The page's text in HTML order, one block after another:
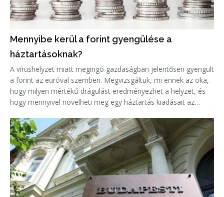
Mennyibe kerül a forint gyengülése a
háztartásoknak?
A vírushelyzet miatt megingó gazdaságban jelentősen gyengült
a forint az euróval szemben. Megvizsgáltuk, mi ennek az oka,
hogy milyen mértékű drágulást eredményezhet a helyzet, és
hogy mennyivel növelheti meg egy háztartás kiadásait az